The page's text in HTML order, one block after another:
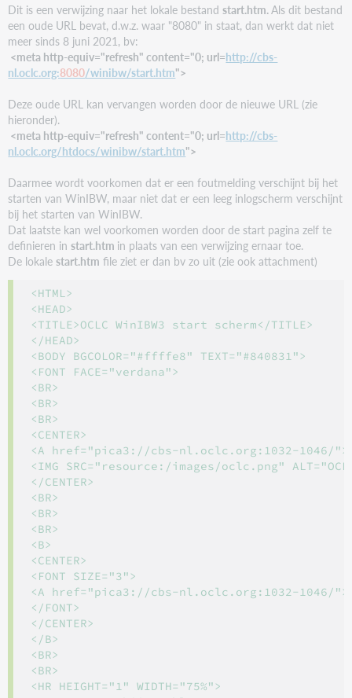
Dit is een verwijzing naar het lokale bestandstart.htm.Als dit bestand
een oude URL bevat, d.w.z. waar "8080" in staat, dan werkt dat niet
meer sinds 8 juni 2021, bv:
<meta http-equiv="refresh" content="0; url=http://cbs-
nl.oclc.org:8080/winibw/start.htm">
Deze oude URL kan vervangen worden door de nieuwe URL (zie
hieronder).
<meta http-equiv="refresh" content="0; url=http://cbs-
nl.oclc.org/htdocs/winibw/start.htm">
Daarmee wordt voorkomen dat er een foutmelding verschijnt bij het
starten van WinIBW, maar niet dat er een leeg inlogscherm verschijnt
bij het starten van WinIBW.
Dat laatste kan wel voorkomen worden door de start pagina zelf te
definieren instart.htm in plaats van een verwijzing ernaar toe.
De lokalestart.htm file ziet er dan bv zo uit (zie ook attachment)
<HTML>
<HEAD>
<TITLE>OCLC WinIBW3 start scherm</TITLE>
</HEAD>
<BODY BGCOLOR="#ffffe8" TEXT="#840831">
<FONT FACE="verdana">
<BR>
<BR>
<BR>
<CENTER>
<A href="pica3://cbs-nl.oclc.org:1032-1046/">
<IMG SRC="resource:/images/oclc.png"
</CENTER>
<BR>
<BR>
<BR>
<B>
<CENTER>
<FONT SIZE="3">
<A href="pica3://cbs-nl.oclc.org:1032-1046/
</FONT>
</CENTER>
</B>
<BR>
<BR>
<HR HEIGHT="1" WIDTH="75%">